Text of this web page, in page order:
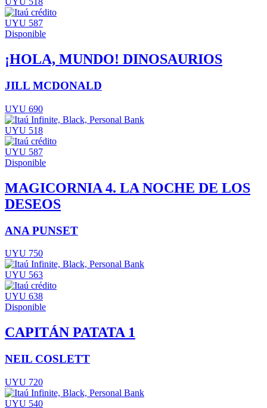
UYU 587
Disponible
¡HOLA, MUNDO! DINOSAURIOS
JILL MCDONALD
UYU 690
UYU 518
UYU 587
Disponible
MAGICORNIA 4. LA NOCHE DE LOS
DESEOS
ANA PUNSET
UYU 750
UYU 563
UYU 638
Disponible
CAPITÁN PATATA 1
NEIL COSLETT
UYU 720
UYU 540